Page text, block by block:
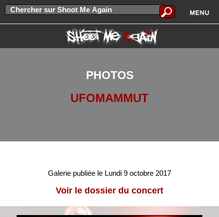
PHOTOS
UFOMAMMUT
Galerie publiée le Lundi 9 octobre 2017
Voir le dossier du concert